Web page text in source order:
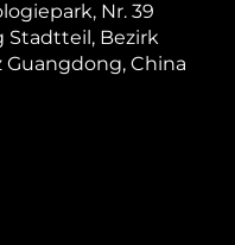
Nr. 39
Stadtteil, Bezirk
Guangdong, China